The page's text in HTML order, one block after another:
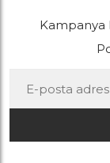
Kampanya